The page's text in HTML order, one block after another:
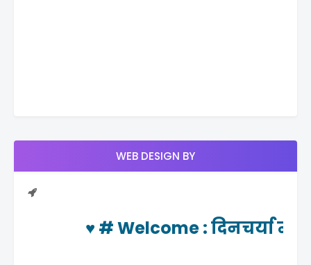
WEB DESIGN BY
Welcome: दिनचर्या न्यूज